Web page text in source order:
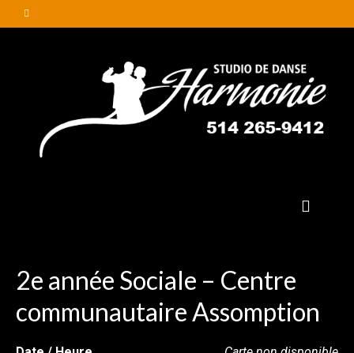
2e année Sociale – Centre
communautaire Assomption